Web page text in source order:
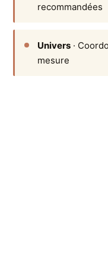
recommandées
Univers ·
mesure